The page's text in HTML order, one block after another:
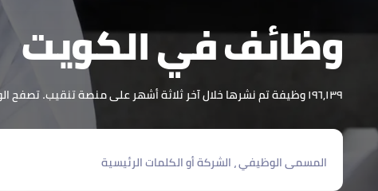
وظائف فيالكويت
١٩٦٫١٣٩ وظيفة تم نشرها خلال آخر ثلاثة أشهر على منصة تنقيب. تصفح الوظائف وقدّم الآن.